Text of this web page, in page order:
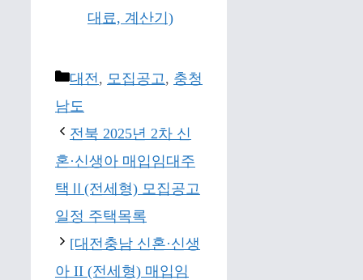
대료, 계산기)
Categories
대전 , 모집공고 , 충청
남도
전북 2025년 2차 신
혼·신생아 매입임대주
택Ⅱ(전세형) 모집공고
일정 주택목록
[대전충남 신혼·신생
아 II (전세형) 매입임